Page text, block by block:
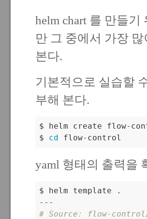
helm chart 를 만들
만 그 중에서 가장
본다.
기본적으로 실습할
부해 본다.
$ helm create flow-
$ cd flow-control
yaml 형태의 출력을
$ helm template .
# Source: flow-